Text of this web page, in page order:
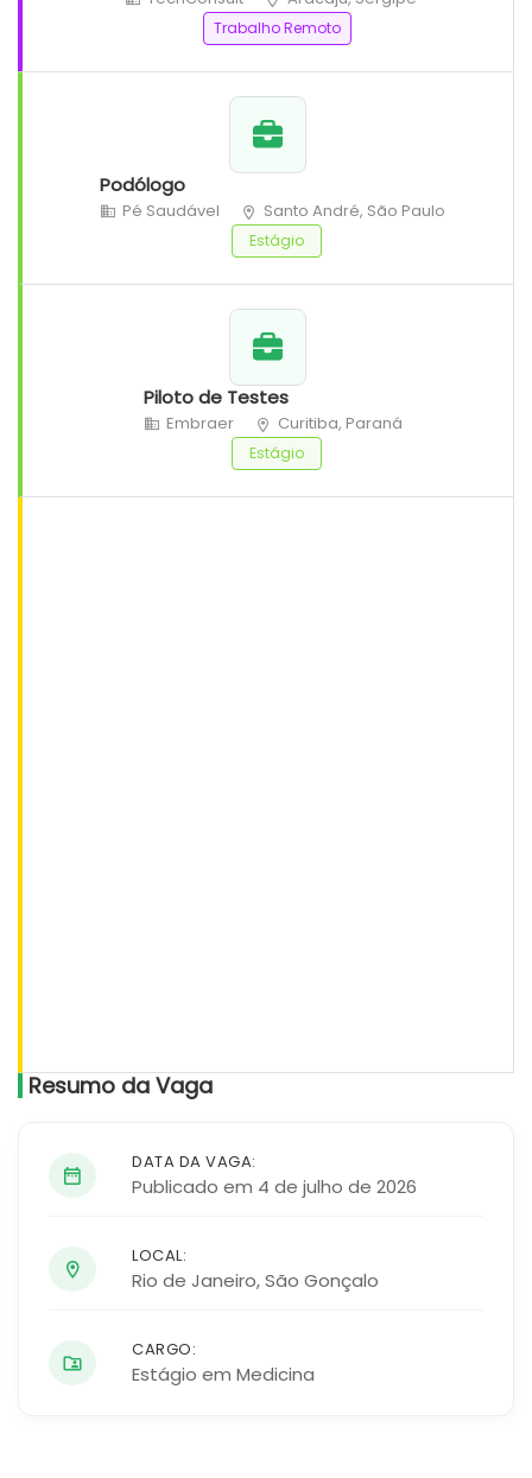
Trabalho Remoto
Podólogo
Pé Saudável Santo André, São Paulo
Estágio
Piloto de Testes
Embraer Curitiba, Paraná
Estágio
Resumo da Vaga
DATA DA VAGA:
Publicado em 4 de julho de 2026
LOCAL:
Rio de Janeiro,São Gonçalo
CARGO:
Estágio em Medicina